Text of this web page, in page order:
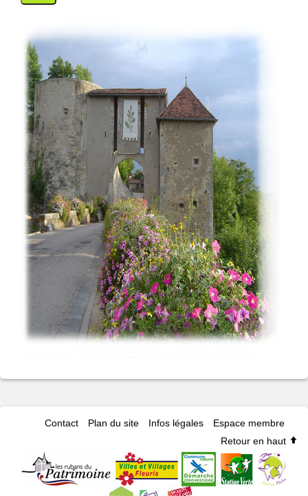
Contact Plan du site Infos légales
Espace membre
Retour en haut